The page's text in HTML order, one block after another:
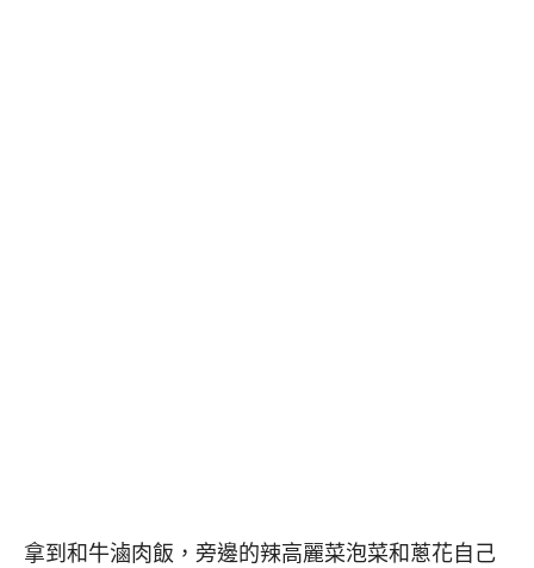
拿到和牛滷肉飯，旁邊的辣高麗菜泡菜和蔥花自己